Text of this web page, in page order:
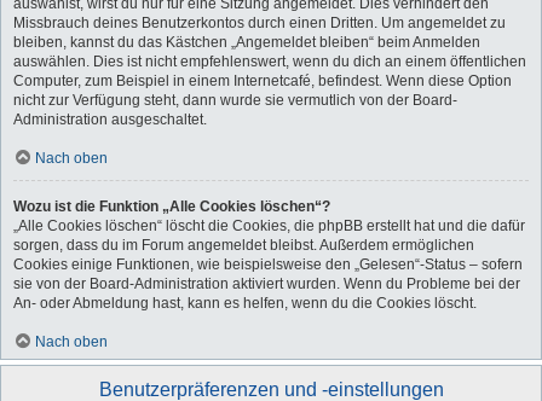
auswählst, wirst du nur für eine Sitzung angemeldet. Dies verhindert den
Missbrauch deines Benutzerkontos durch einen Dritten. Um angemeldet zu
bleiben, kannst du das Kästchen „Angemeldet bleiben“ beim Anmelden
auswählen. Dies ist nicht empfehlenswert, wenn du dich an einem öffentlichen
Computer, zum Beispiel in einem Internetcafé, befindest. Wenn diese Option
nicht zur Verfügung steht, dann wurde sie vermutlich von der Board-
Administration ausgeschaltet.
Nach oben
Wozu ist die Funktion „Alle Cookies löschen“?
„Alle Cookies löschen“ löscht die Cookies, die phpBB erstellt hat und die dafür
sorgen, dass du im Forum angemeldet bleibst. Außerdem ermöglichen
Cookies einige Funktionen, wie beispielsweise den „Gelesen“-Status – sofern
sie von der Board-Administration aktiviert wurden. Wenn du Probleme bei der
An- oder Abmeldung hast, kann es helfen, wenn du die Cookies löscht.
Nach oben
Benutzerpräferenzen und -einstellungen